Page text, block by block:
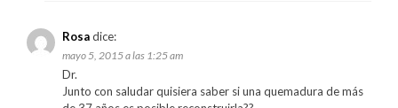
Rosadice:
mayo 5, 2015 a las 1:25 am
Dr.
Junto con saludar quisiera saber si una quemadura de más